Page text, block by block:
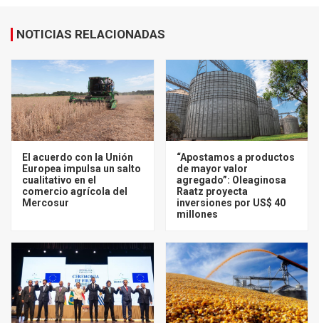
NOTICIAS RELACIONADAS
El acuerdo con la Unión
Europea impulsa un salto
cualitativo en el
comercio agrícola del
Mercosur
“Apostamos a productos
de mayor valor
agregado”: Oleaginosa
Raatz proyecta
inversiones por US$ 40
millones